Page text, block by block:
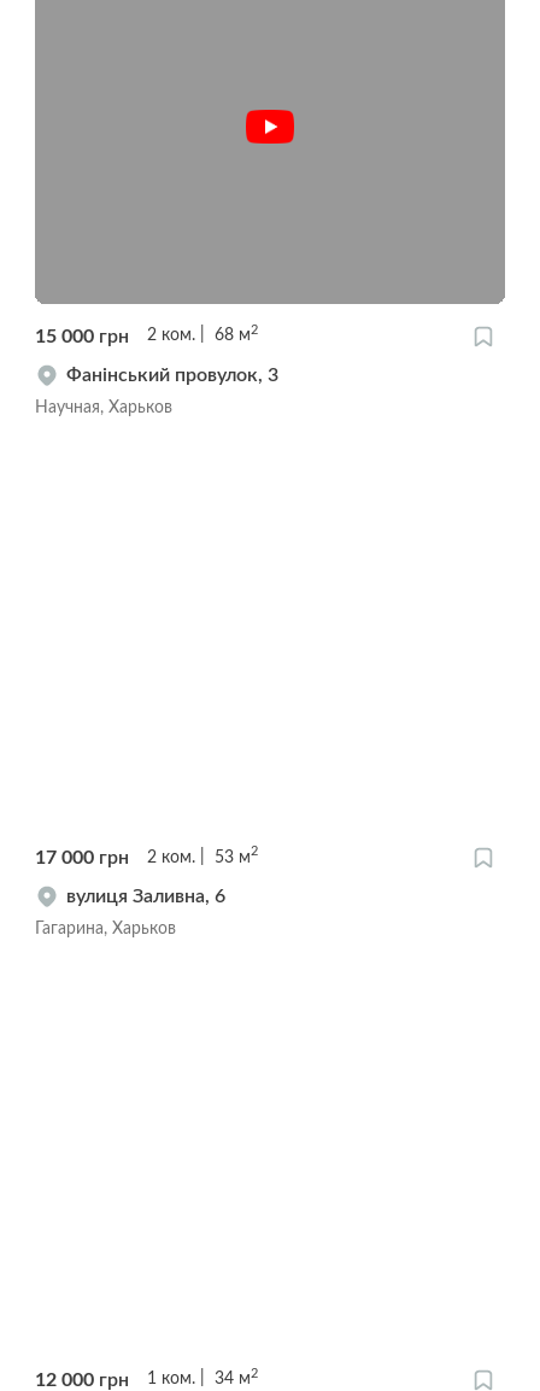
15 000 грн 2 ком. 68 м 2
Фанінський провулок, 3
Научная, Харьков
17 000 грн 2 ком. 53 м2
вулиця Заливна, 6
Гагарина, Харьков
12 000 грн 1 ком. 34 м 2